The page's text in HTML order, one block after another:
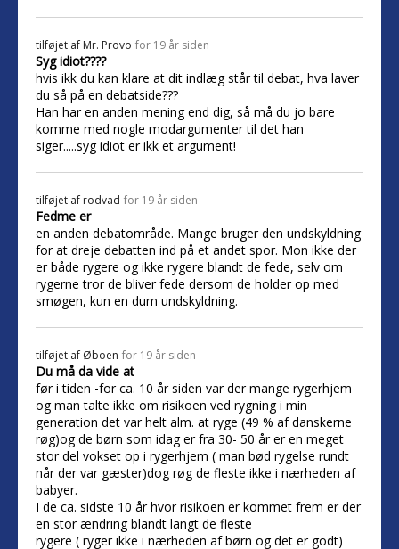
tilføjet af Mr. Provo for 19 år siden
Syg idiot????
hvis ikk du kan klare at dit indlæg står til debat, hva laver
du så på en debatside???
Han har en anden mening end dig, så må du jo bare
komme med nogle modargumenter til det han
siger.....syg idiot er ikk et argument!
tilføjet af rodvad for 19 år siden
Fedme er
en anden debatområde. Mange bruger den undskyldning
for at dreje debatten ind på et andet spor. Mon ikke der
er både rygere og ikke rygere blandt de fede, selv om
rygerne tror de bliver fede dersom de holder op med
smøgen, kun en dum undskyldning.
tilføjet af Øboen for 19 år siden
Du må da vide at
før i tiden -for ca. 10 år siden var der mange rygerhjem
og man talte ikke om risikoen ved rygning i min
generation det var helt alm. at ryge (49 % af danskerne
røg)og de børn som idag er fra 30- 50 år er en meget
stor del vokset op i rygerhjem ( man bød rygelse rundt
når der var gæster)dog røg de fleste ikke i nærheden af
babyer.
I de ca. sidste 10 år hvor risikoen er kommet frem er der
en stor ændring blandt langt de fleste
rygere ( ryger ikke i nærheden af børn og det er godt)